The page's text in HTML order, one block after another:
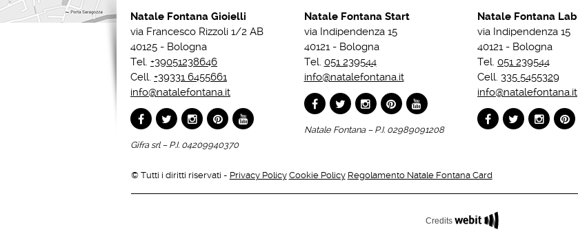
Natale Fontana Gioielli
via Francesco Rizzoli 1/2 AB
40125 - Bologna
Tel. +39051238646
Cell. +39331 6455661
info@natalefontana.it
Gifra srl – P.I. 04209940370
Natale Fontana Start
via Indipendenza 15
40121 - Bologna
Tel. 051 239544
info@natalefontana.it
Natale Fontana – P.I. 02989091208
Natale Fontana Lab
via Indipendenza 15
40121 - Bologna
Tel. 051 239544
Cell. 335 5455329
info@natalefontana.it
© Tutti i diritti riservati - Privacy Policy Cookie Policy Regolamento Natale Fontana Card
Credits